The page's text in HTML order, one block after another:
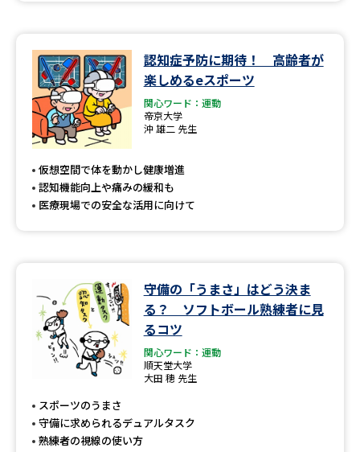
認知症予防に期待！ 高齢者が
楽しめるeスポーツ
関心ワード：運動
帝京大学
沖 雄二 先生
仮想空間で体を動かし健康増進
認知機能向上や痛みの緩和も
医療現場での安全な活用に向けて
守備の「うまさ」はどう決ま
る？ ソフトボール熟練者に見
るコツ
関心ワード：運動
順天堂大学
大田 穂 先生
スポーツのうまさ
守備に求められるデュアルタスク
熟練者の視線の使い方